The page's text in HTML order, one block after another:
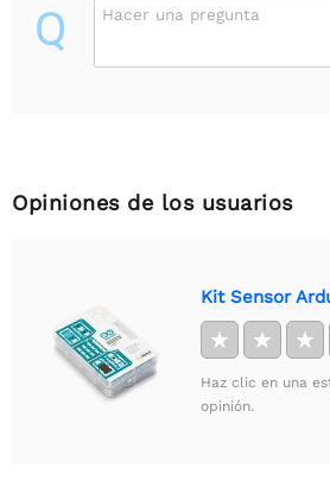
Q Hacer una pregunta
Opiniones de los usuarios
Kit Sensor
★ ★ ★
Haz clic en una
opinión.